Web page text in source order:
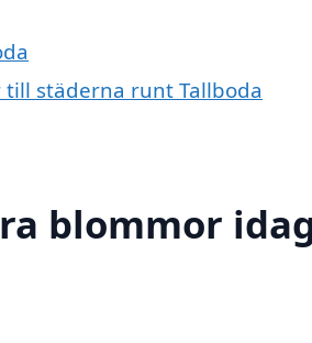
städerna runt Tallboda
blommor